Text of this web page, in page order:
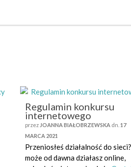
Regulamin konkursu
internetowego
przez JOANNA BIAŁOBRZEWSKA dn.17
MARCA 2021
Przeniosłeś działalność do
może od dawna działasz online,